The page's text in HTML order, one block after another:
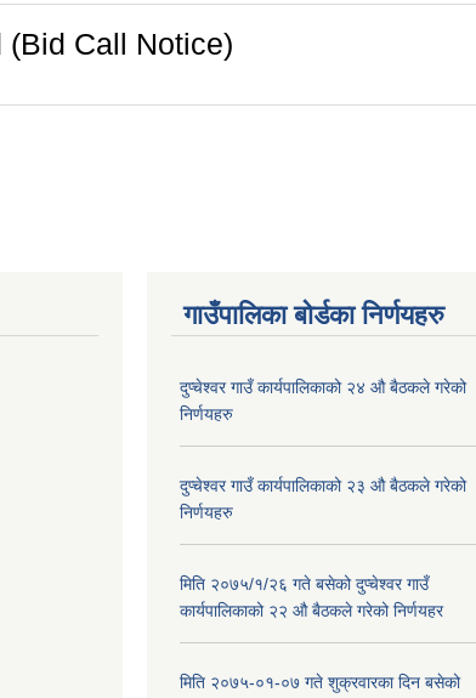
(Bid Call Notice)
गाउँपालिका बोर्डका निर्णयहरु
दुप्चेश्वर गाउँ कार्यपालिकाको २४ औ बैठकले गरेको
निर्णयहरु
दुप्चेश्वर गाउँ कार्यपालिकाको २३ औ बैठकले गरेको
निर्णयहरु
मिति २०७५/१/२६ गते बसेको दुप्चेश्वर गाउँ
कार्यपालिकाको २२ औ बैठकले गरेको निर्णयहर
मिति २०७५-०१-०७ गते शुक्रवारका दिन बसेको